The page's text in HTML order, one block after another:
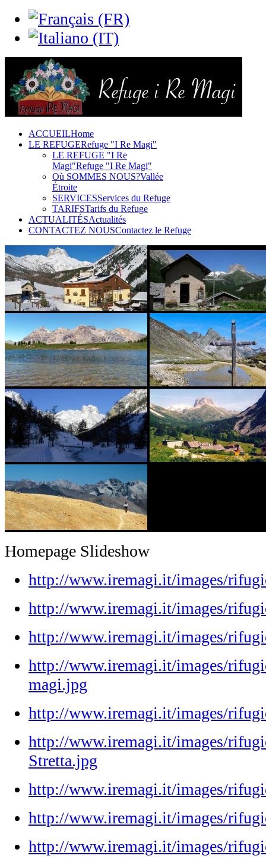
ACCUEILHome
LE REFUGERefuge "I Re Magi"
LE REFUGE "I Re
Magi"Refuge "I Re Magi"
Où SOMMES NOUS?Vallée
Étroite
SERVICESServices du Refuge
TARIFSTarifs du Refuge
ACTUALITÉSActualités
CONTACTEZ NOUSContactez le Refuge
Homepage Slideshow
http://www.iremagi.it/images/
http://www.iremagi.it/images/
http://www.iremagi.it/images/
http://www.iremagi.it/images/
magi.jpg
http://www.iremagi.it/images/
http://www.iremagi.it/images/
Stretta.jpg
http://www.iremagi.it/images/
http://www.iremagi.it/images/
http://www.iremagi.it/images/